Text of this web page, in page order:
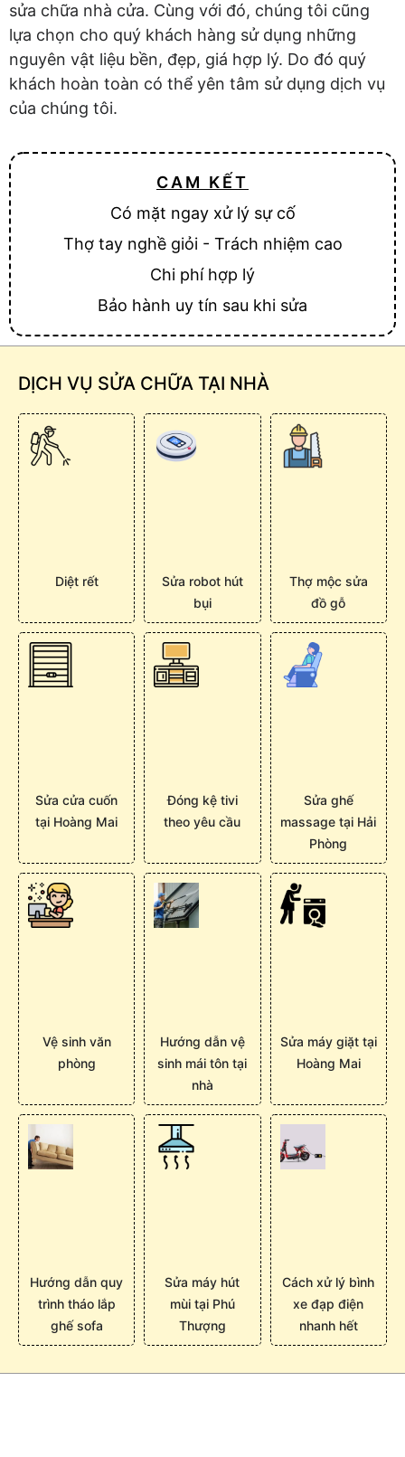
sửa chữa nhà cửa. Cùng với đó, chúng tôi cũng
lựa chọn cho quý khách hàng sử dụng những
nguyên vật liệu bền, đẹp, giá hợp lý. Do đó quý
khách hoàn toàn có thể yên tâm sử dụng dịch vụ
của chúng tôi.
CAM KẾT
Có mặt ngay xử lý sự cố
Thợ tay nghề giỏi - Trách nhiệm cao
Chi phí hợp lý
Bảo hành uy tín sau khi sửa
DỊCH VỤ SỬA CHỮA TẠI NHÀ
Diệt rết
Sửa robot hút
bụi
Thợ mộc sửa
đồ gỗ
Sửa cửa cuốn
tại Hoàng Mai
Đóng kệ tivi
theo yêu cầu
Sửa ghế
massage tại Hải
Phòng
Vệ sinh văn
phòng
Hướng dẫn vệ
sinh mái tôn tại
nhà
Sửa máy giặt tại
Hoàng Mai
Hướng dẫn quy
trình tháo lắp
ghế sofa
Sửa máy hút
mùi tại Phú
Thượng
Cách xử lý bình
xe đạp điện
nhanh hết